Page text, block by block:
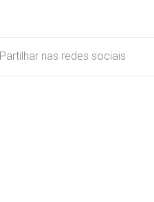
Partilhar nas redes sociais